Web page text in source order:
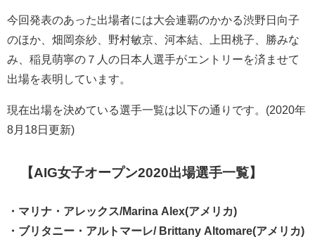
今回発表のあった出場者には大会連覇のかかる渋野日向子
のほか、畑岡奈紗、野村敏京、河本結、上田桃子、勝みな
み、稲見萌寧の７人の日本人選手がエントリーを済ませて
出場を表明しています。
現在出場を決めている選手一覧は以下の通りです。(2020年
8月18日更新)
【AIG女子オープン2020出場選手一覧】
・マリナ・アレックス/Marina Alex(アメリカ)
・ブリタニー・アルトマーレ/ Brittany Altomare(アメリカ)